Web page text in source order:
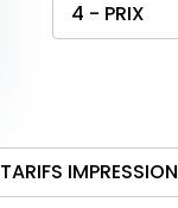
4 - PRIX
TARIFS IMPRESSION